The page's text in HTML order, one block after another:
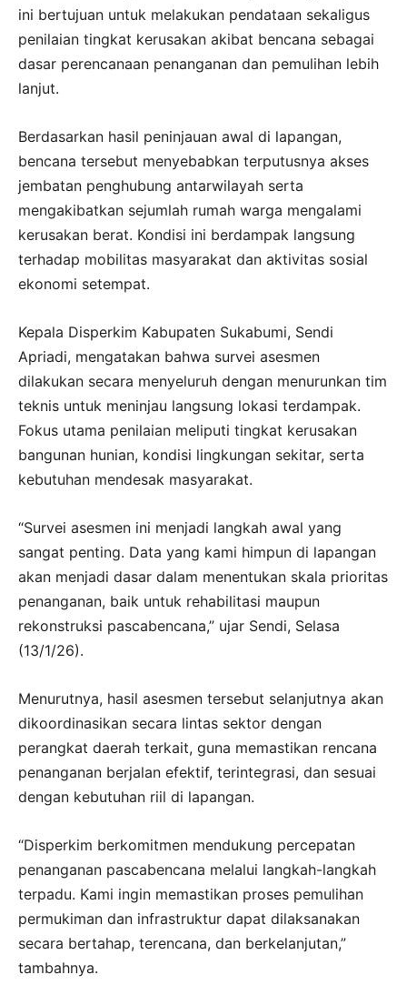
ini bertujuan untuk melakukan pendataan sekaligus
penilaian tingkat kerusakan akibat bencana sebagai
dasar perencanaan penanganan dan pemulihan lebih
lanjut.
Berdasarkan hasil peninjauan awal di lapangan,
bencana tersebut menyebabkan terputusnya akses
jembatan penghubung antarwilayah serta
mengakibatkan sejumlah rumah warga mengalami
kerusakan berat. Kondisi ini berdampak langsung
terhadap mobilitas masyarakat dan aktivitas sosial
ekonomi setempat.
Kepala Disperkim Kabupaten Sukabumi, Sendi
Apriadi, mengatakan bahwa survei asesmen
dilakukan secara menyeluruh dengan menurunkan tim
teknis untuk meninjau langsung lokasi terdampak.
Fokus utama penilaian meliputi tingkat kerusakan
bangunan hunian, kondisi lingkungan sekitar, serta
kebutuhan mendesak masyarakat.
“Survei asesmen ini menjadi langkah awal yang
sangat penting. Data yang kami himpun di lapangan
akan menjadi dasar dalam menentukan skala prioritas
penanganan, baik untuk rehabilitasi maupun
rekonstruksi pascabencana,” ujar Sendi, Selasa
(13/1/26).
Menurutnya, hasil asesmen tersebut selanjutnya akan
dikoordinasikan secara lintas sektor dengan
perangkat daerah terkait, guna memastikan rencana
penanganan berjalan efektif, terintegrasi, dan sesuai
dengan kebutuhan riil di lapangan.
“Disperkim berkomitmen mendukung percepatan
penanganan pascabencana melalui langkah-langkah
terpadu. Kami ingin memastikan proses pemulihan
permukiman dan infrastruktur dapat dilaksanakan
secara bertahap, terencana, dan berkelanjutan,”
tambahnya.